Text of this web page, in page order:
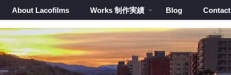
About Lacofilms Works 制作実績 Blog Contact